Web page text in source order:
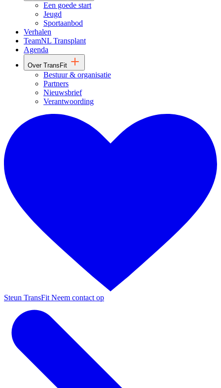
Een goede start
Jeugd
Sportaanbod
Verhalen
TeamNL Transplant
Agenda
Over TransFit
Bestuur & organisatie
Partners
Nieuwsbrief
Verantwoording
Steun TransFit Neem contact op